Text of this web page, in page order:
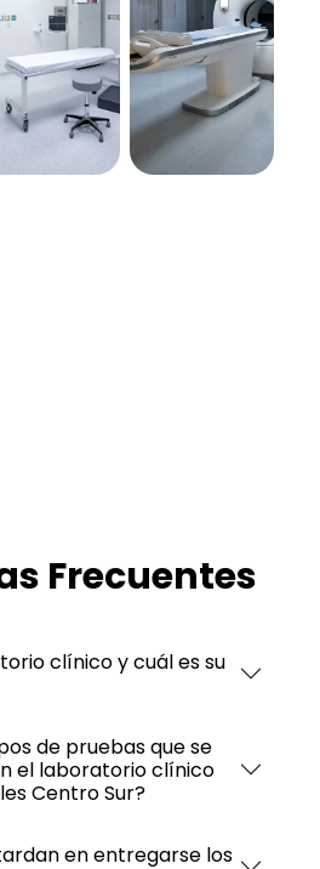
Frecuentes
clínico y cuál es su
de pruebas que se
el laboratorio clínico
Centro Sur?
en entregarse los